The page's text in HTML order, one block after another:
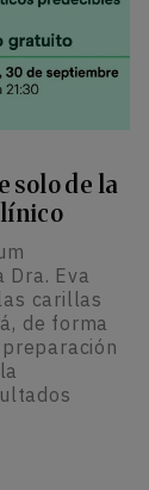
solo de la
Eva
carillas
de forma